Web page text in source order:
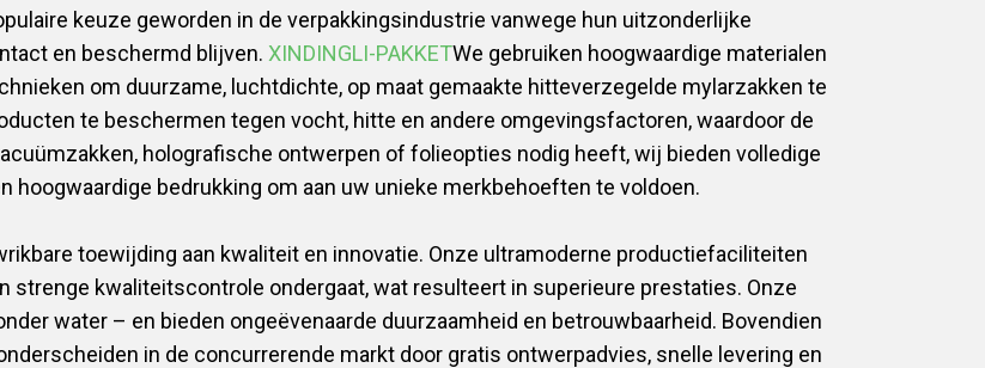
keuze geworden in de verpakkingsindustrie vanwege hun uitzonderlijke
en beschermd blijven. XINDINGLI-PAKKETWe gebruiken hoogwaardige materialen
om duurzame, luchtdichte, op maat gemaakte hitteverzegelde mylarzakken te
te beschermen tegen vocht, hitte en andere omgevingsfactoren, waardoor de
holografische ontwerpen of folieopties nodig heeft, wij bieden volledige
hoogwaardige bedrukking om aan uw unieke merkbehoeften te voldoen.
toewijding aan kwaliteit en innovatie. Onze ultramoderne productiefaciliteiten
strenge kwaliteitscontrole ondergaat, wat resulteert in superieure prestaties. Onze
water – en bieden ongeëvenaarde duurzaamheid en betrouwbaarheid. Bovendien
in de concurrerende markt door gratis ontwerpadvies, snelle levering en